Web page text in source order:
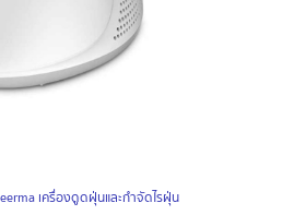
เครื่องดูดฝุ่นและกำจัดไรฝุ่น